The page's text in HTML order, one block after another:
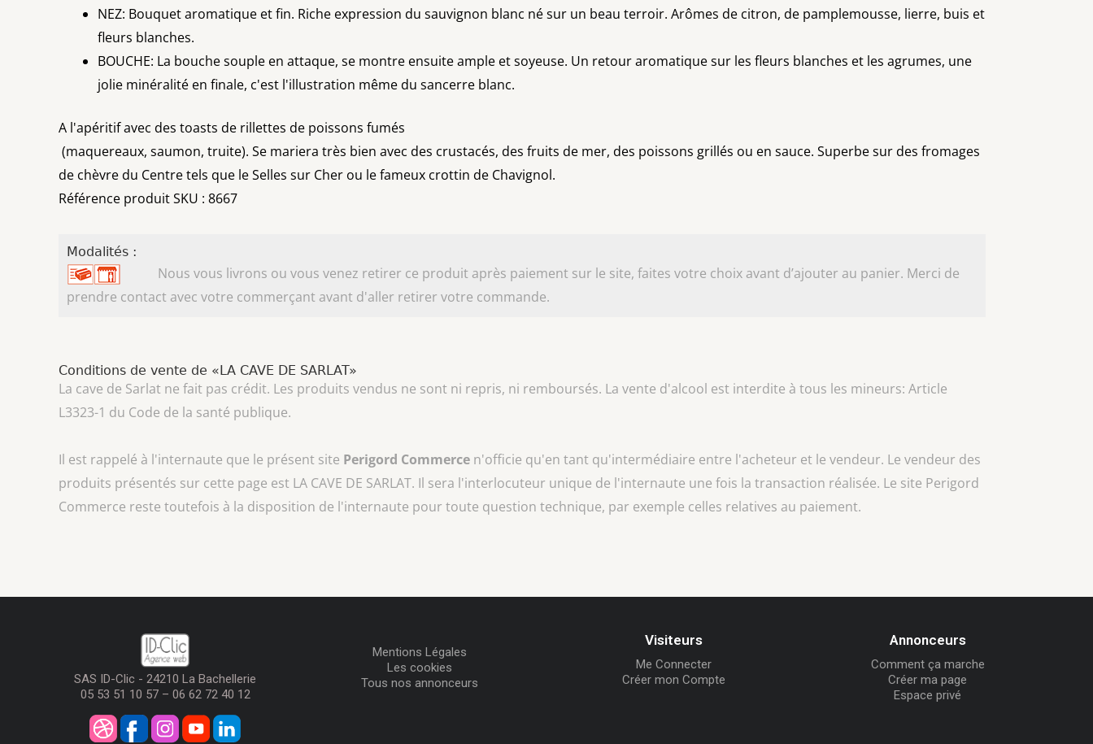
NEZ: Bouquet aromatique et fin. Riche expression du sauvignon blanc né sur un beau terroir. Arômes de citron, de pamplemousse, lierre, buis et
fleurs blanches.
BOUCHE: La bouche souple en attaque, se montre ensuite ample et soyeuse. Un retour aromatique sur les fleurs blanches et les agrumes, une
jolie minéralité en finale, c'est l'illustration même du sancerre blanc.
A l'apéritif avec des toasts de rillettes de poissons fumés
(maquereaux, saumon, truite). Se mariera très bien avec des crustacés, des fruits de mer, des poissons grillés ou en sauce. Superbe sur des fromages
de chèvre du Centre tels que le Selles sur Cher ou le fameux crottin de Chavignol.
Référence produit SKU : 8667
Modalités :
Nous vous livrons ou vous venez retirer ce produit après paiement sur le site, faites votre choix avant d’ajouter au panier. Merci de
prendre contact avec votre commerçant avant d'aller retirer votre commande.
Conditions de vente de «LA CAVE DE SARLAT»
La cave de Sarlat ne fait pas crédit. Les produits vendus ne sont ni repris, ni remboursés. La vente d'alcool est interdite à tous les mineurs: Article
L3323-1 du Code de la santé publique.
Il est rappelé à l'internaute que le présent site Perigord Commerce n'officie qu'en tant qu'intermédiaire entre l'acheteur et le vendeur. Le vendeur des
produits présentés sur cette page est LA CAVE DE SARLAT. Il sera l'interlocuteur unique de l'internaute une fois la transaction réalisée. Le site Perigord
Commerce reste toutefois à la disposition de l'internaute pour toute question technique, par exemple celles relatives au paiement.
SAS ID-Clic - 24210 La Bachellerie
05 53 51 10 57 – 06 62 72 40 12
Mentions Légales
Les cookies
Tous nos annonceurs
Visiteurs
Me Connecter
Créer mon Compte
Annonceurs
Comment ça marche
Créer ma page
Espace privé